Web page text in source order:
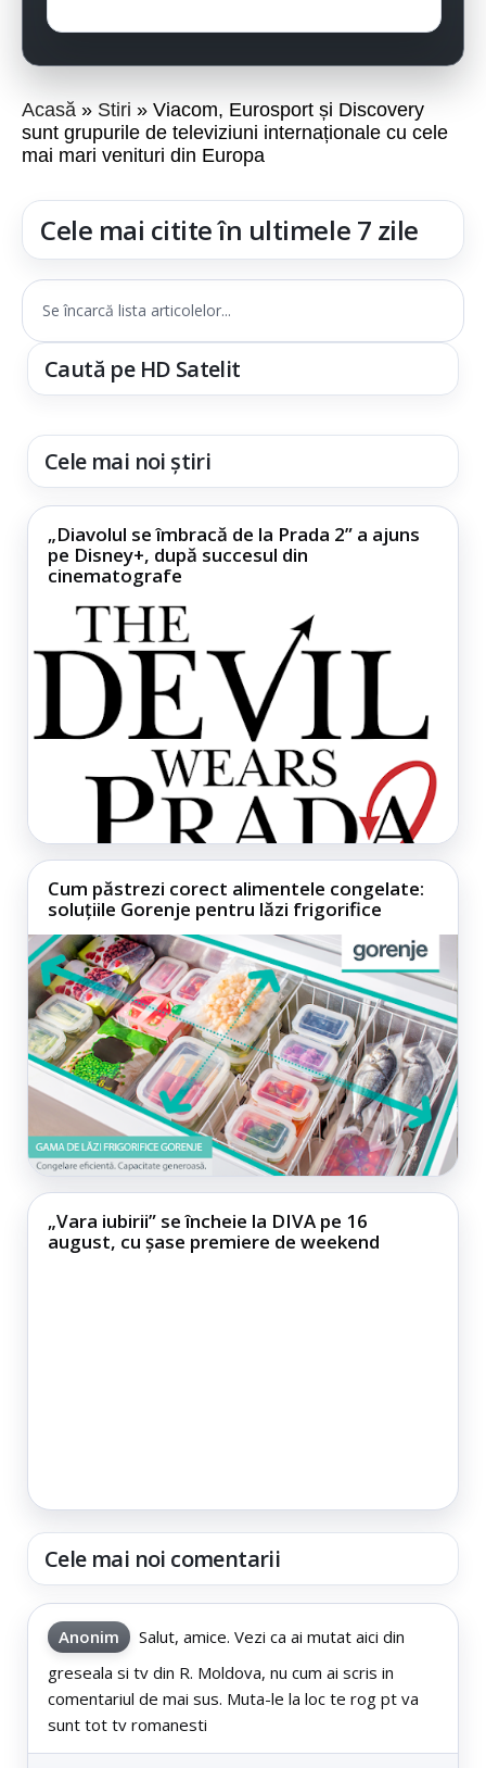
Acasă Stiri
Viacom, Eurosport și Discovery
sunt grupurile de televiziuni internaționale cu cele
mai mari venituri din Europa
Cele mai citite în ultimele 7 zile
Se încarcă lista articolelor...
Caută pe HD Satelit
Cele mai noi știri
„Diavolul se îmbracă de la Prada 2” a ajuns
pe Disney+, după succesul din
cinematografe
Cum păstrezi corect alimentele congelate:
soluțiile Gorenje pentru lăzi frigorifice
„Vara iubirii” se încheie la DIVA pe 16
august, cu șase premiere de weekend
Cele mai noi comentarii
Anonim
Salut, amice. Vezi ca ai mutat aici din
greseala si tv din R. Moldova, nu cum ai scris in
comentariul de mai sus. Muta-le la loc te rog pt va
sunt tot tv romanesti